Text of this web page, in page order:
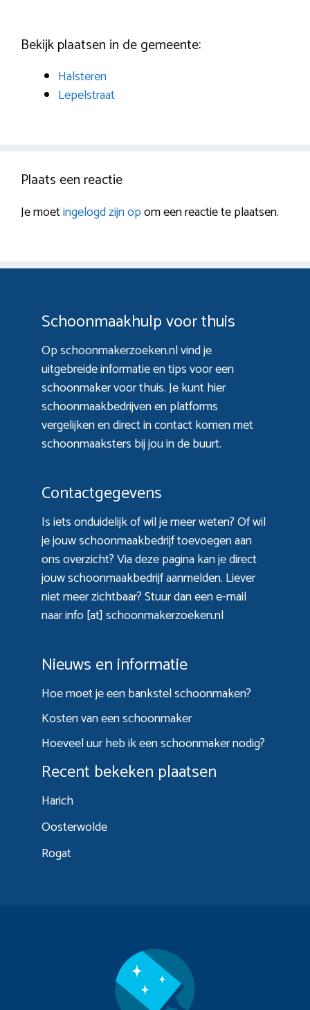
Bekijk plaatsen in de gemeente:
Halsteren
Lepelstraat
Plaats een reactie
Je moetingelogd zijn opom een reactie te plaatsen.
Schoonmaakhulp voor thuis
Op schoonmakerzoeken.nl vind je
uitgebreide informatie en tips voor een
schoonmaker voor thuis. Je kunt hier
schoonmaakbedrijven en platforms
vergelijken en direct in contact komen met
schoonmaaksters bij jou in de buurt.
Contactgegevens
Is iets onduidelijk of wil je meer weten? Of wil
je jouw schoonmaakbedrijf toevoegen aan
ons overzicht? Viadeze paginakan je direct
jouw schoonmaakbedrijf aanmelden. Liever
niet meer zichtbaar? Stuur dan een e-mail
naar info [at] schoonmakerzoeken.nl
Nieuws en informatie
Hoe moet je een bankstel schoonmaken?
Kosten van een schoonmaker
Hoeveel uur heb ik een schoonmaker nodig?
Recent bekeken plaatsen
Harich
Oosterwolde
Rogat